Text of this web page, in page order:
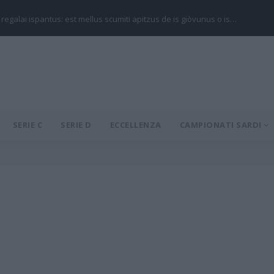
regalai ispantus: est mellus scumiti apitzus de is giòvunus o is…
SERIE C SERIE D ECCELLENZA CAMPIONATI SARDI